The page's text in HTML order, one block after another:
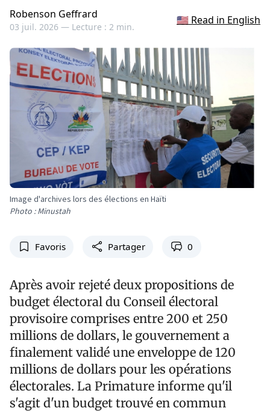
Robenson Geffrard
03 juil. 2026 — Lecture : 2 min.
🇺🇸 Read in English
Image d'archives lors des élections en Haïti
Photo : Minustah
Favoris Partager 0
Après avoir rejeté deux propositions de
budget électoral du Conseil électoral
provisoire comprises entre 200 et 250
millions de dollars, le gouvernement a
finalement validé une enveloppe de 120
millions de dollars pour les opérations
électorales. La Primature informe qu'il
s'agit d'un budget trouvé en commun